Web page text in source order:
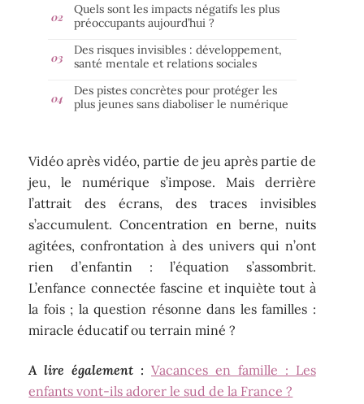
Quels sont les impacts négatifs les plus
préoccupants aujourd’hui ?
Des risques invisibles : développement,
santé mentale et relations sociales
Des pistes concrètes pour protéger les
plus jeunes sans diaboliser le numérique
Vidéo après vidéo, partie de jeu après partie de
jeu, le numérique s’impose. Mais derrière
l’attrait des écrans, des traces invisibles
s’accumulent. Concentration en berne, nuits
agitées, confrontation à des univers qui n’ont
rien d’enfantin : l’équation s’assombrit.
L’enfance connectée fascine et inquiète tout à
la fois ; la question résonne dans les familles :
miracle éducatif ou terrain miné ?
A lire également : Vacances en famille : Les
enfants vont-ils adorer le sud de la France ?